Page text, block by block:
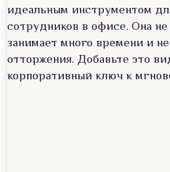
идеальным инструментом
сотрудников в офисе. Она
занимает много времени и
отторжения. Добавьте это
корпоративный ключ к